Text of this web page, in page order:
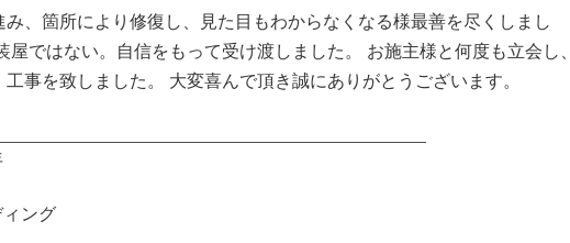
、箇所により修復し、見た目もわからなくなる様最善を尽くしまし
屋ではない。自信をもって受け渡しました。 お施主様と何度も立会し、
事を致しました。 大変喜んで頂き誠にありがとうございます。
ング